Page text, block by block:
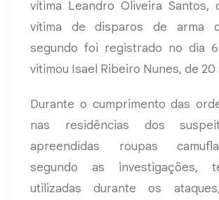
vítima Leandro Oliveira Santos,
vítima de disparos de arma
segundo foi registrado no dia
vitimou Isael Ribeiro Nunes, de 20
Durante o cumprimento das
nas residências dos
apreendidas roupas
segundo as investigações,
utilizadas durante os